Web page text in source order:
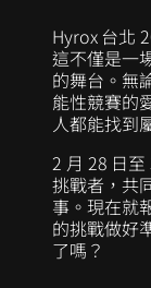
Hyrox 台北
這不僅是一
的舞台。無
能性競賽的
人都能找到
2 月 28 日
挑戰者，共
事。現在就
的挑戰做好
了嗎？